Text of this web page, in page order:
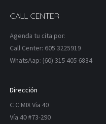
CALL CENTER
Agenda tu cita por:
Call Center: 605 3225919
WhatsAap: (60) 315 405 6834
Dirección
C C MIX Via 40
Vía 40 #73-290